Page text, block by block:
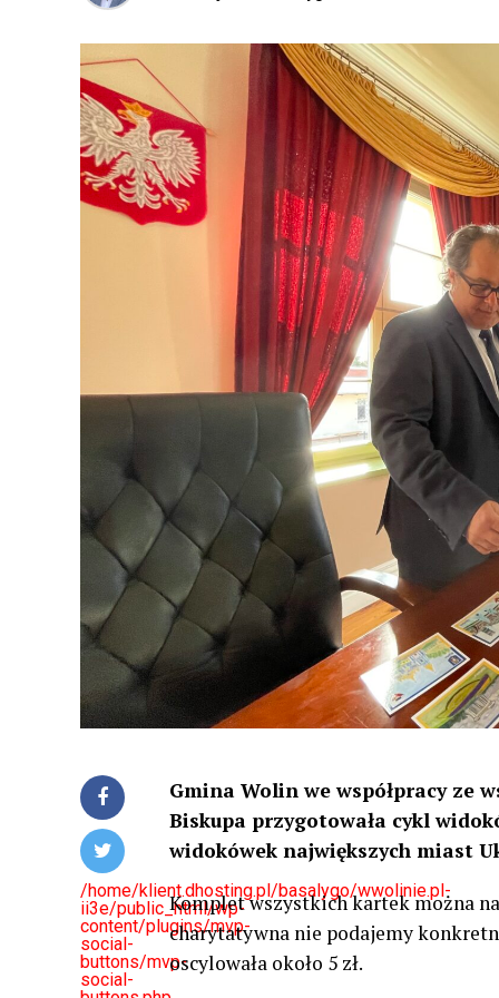
/home/klient.dhosting.pl/basalygo/wwolinie.pl-
ii3e/public_html/wp-
content/plugins/mvp-
social-
buttons/mvp-
social-
Gmina Wolin we współpracy ze
Biskupa przygotowała cykl
widokówek największych miast
Komplet wszystkich kartek można
charytatywna nie podajemy
oscylowała około 5 zł.